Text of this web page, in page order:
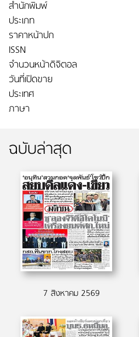
สำนักพิมพ์
ประเภท
ราคาหน้าปก
ISSN
จำนวนหน้าดิจิตอล
วันที่เปิดขาย
ประเทศ
ภาษา
ฉบับล่าสุด
7 สิงหาคม 2569